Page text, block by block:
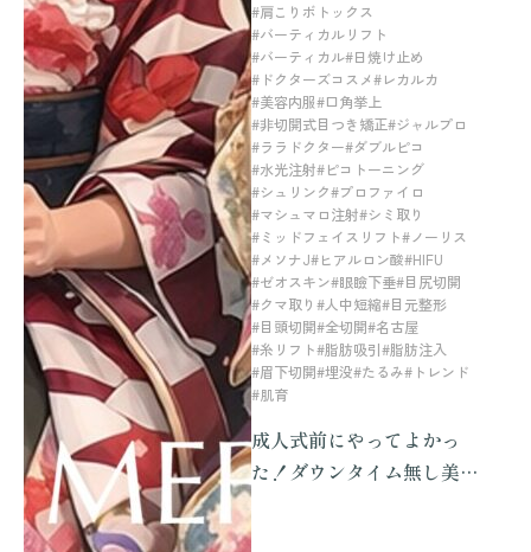
#肩こりボトックス
#バーティカルリフト
#バーティカル#日焼け止め
#ドクターズコスメ#レカルカ
#美容内服#口角挙上
#非切開式目つき矯正#ジャルプロ
#ララドクター#ダブルピコ
#水光注射#ピコトーニング
#シュリンク#プロファイロ
#マシュマロ注射#シミ取り
#ミッドフェイスリフト#ノーリス
#メソナJ#ヒアルロン酸#HIFU
#ゼオスキン#眼瞼下垂#目尻切開
#クマ取り #人中短縮#目元整形
#目頭切開#全切開#名古屋
#糸リフト#脂肪吸引#脂肪注入
#眉下切開#埋没#たるみ#トレンド
#肌育
成人式前にやってよかっ
た！ダウンタイム無し美容